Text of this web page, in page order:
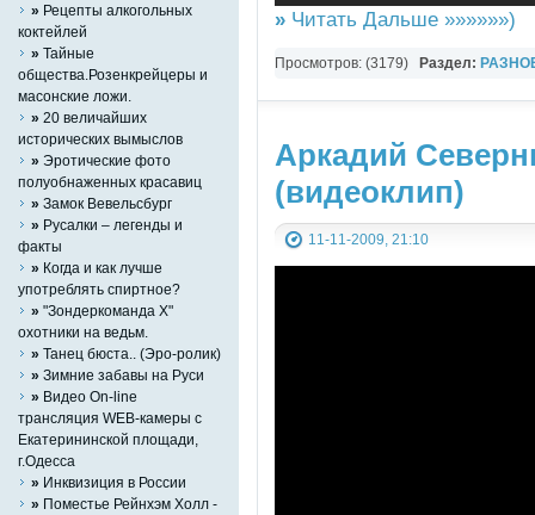
» Читать Дальше »»»»»»)
Просмотров: (3179) Раздел:
Аркадий
(видеоклип)
11-11-2009, 21:10
» Рецепты алкогольных
коктейлей
» Тайные
общества.Розенкрейцеры и
масонские ложи.
» 20 величайших
исторических вымыслов
» Эротические фото
полуобнаженных красавиц
» Замок Вевельсбург
» Русалки – легенды и
факты
» Когда и как лучше
употреблять спиртное?
» "Зондеркоманда Х"
охотники на ведьм.
» Танец бюста.. (Эро-ролик)
» Зимние забавы на Руси
» Видео On-line
трансляция WEB-камеры с
Екатерининской площади,
г.Одесса
» Инквизиция в России
» Поместье Рейнхэм Холл -